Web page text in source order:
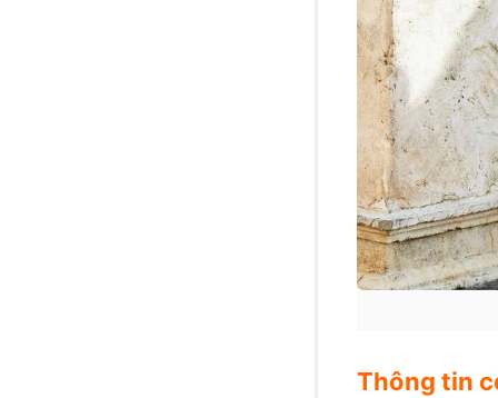
Thông tin